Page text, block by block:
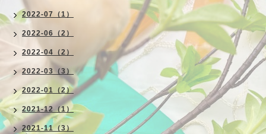
2022-07（1）
2022-06（2）
2022-04（2）
2022-03（3）
2022-01（2）
2021-12（1）
2021-11（3）